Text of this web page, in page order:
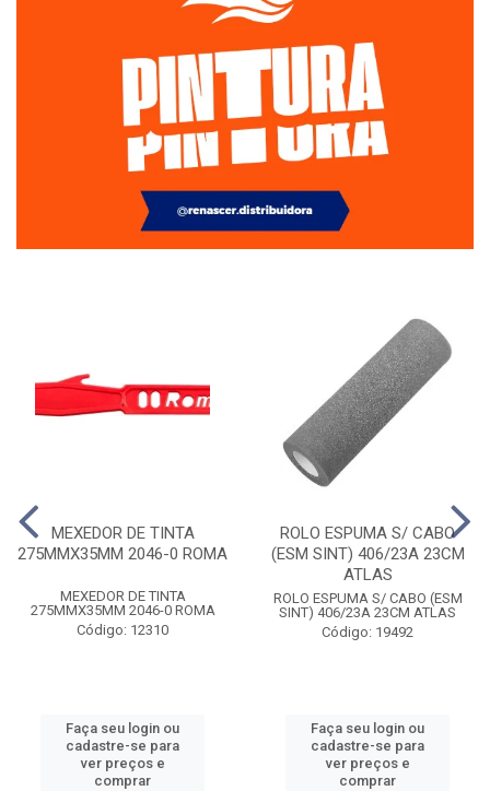
MEXEDOR DE TINTA
275MMX35MM 2046-0 ROMA
MEXEDOR DE TINTA
275MMX35MM 2046-0 ROMA
Código: 12310
Faça seu login ou
cadastre-se para
ver preços e
comprar
ROLO ESPUMA S/ CABO
(ESM SINT) 406/23A 23CM
ATLAS
ROLO ESPUMA S/ CABO (ESM
SINT) 406/23A 23CM ATLAS
Código: 19492
Faça seu login ou
cadastre-se para
ver preços e
comprar